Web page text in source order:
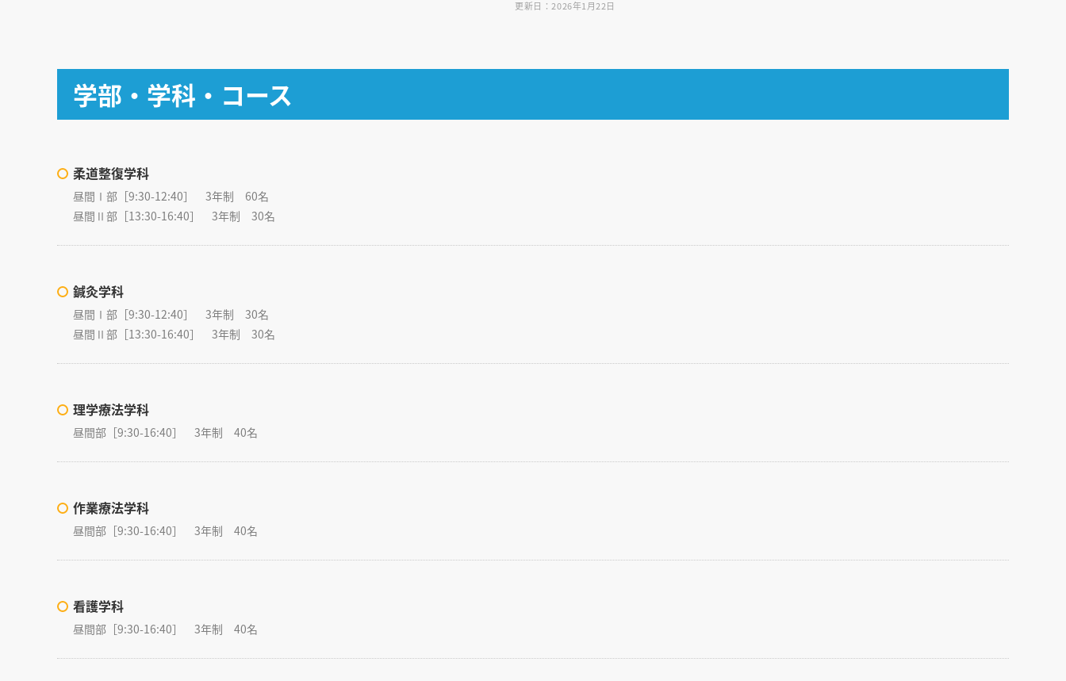
更新日：2026年1月22日
学部・学科・コース
柔道整復学科
昼間Ⅰ部［9:30-12:40］ 3年制 60名
昼間Ⅱ部［13:30-16:40］ 3年制 30名
鍼灸学科
昼間Ⅰ部［9:30-12:40］ 3年制 30名
昼間Ⅱ部［13:30-16:40］ 3年制 30名
理学療法学科
昼間部［9:30-16:40］ 3年制 40名
作業療法学科
昼間部［9:30-16:40］ 3年制 40名
看護学科
昼間部［9:30-16:40］ 3年制 40名